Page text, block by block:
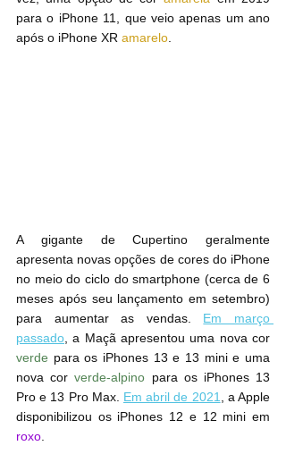
para o ‌iPhone‌ 11, que veio apenas um ano
após o ‌iPhone‌ XR amarelo.
A gigante de Cupertino geralmente
apresenta novas opções de cores do ‌iPhone‌
no meio do ciclo do smartphone (cerca de 6
meses após seu lançamento em setembro)
para aumentar as vendas. Em março
passado
verde para os iPhones 13 e 13 mini e uma
nova cor verde-alpino para os iPhones 13
Pro e 13 Pro Max. Em abril de 2021
, a Apple
roxo